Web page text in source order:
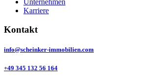
Unternehmen
Karriere
Kontakt
info@scheinker-immobilien.com
+49 345 132 56 164